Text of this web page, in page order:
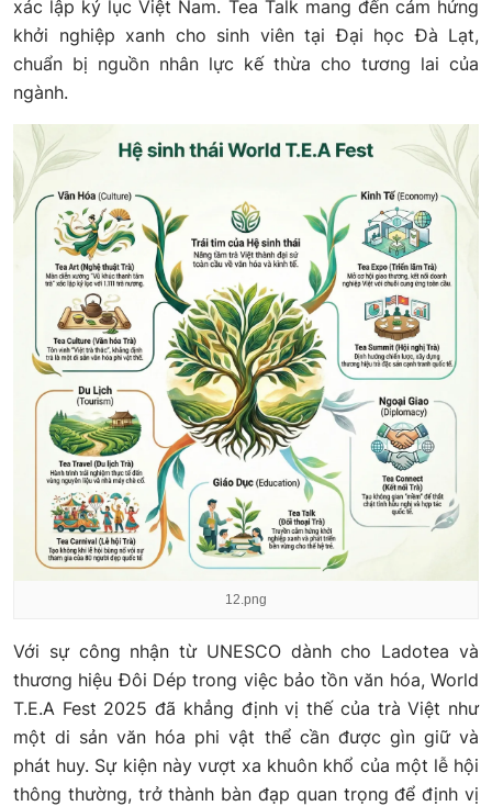
xác lập kỷ lục Việt Nam. Tea Talk mang đến cảm hứng
khởi nghiệp xanh cho sinh viên tại Đại học Đà Lạt,
chuẩn bị nguồn nhân lực kế thừa cho tương lai của
ngành.
12.png
Với sự công nhận từ UNESCO dành cho Ladotea và
thương hiệu Đôi Dép trong việc bảo tồn văn hóa, World
T.E.A Fest 2025 đã khẳng định vị thế của trà Việt như
một di sản văn hóa phi vật thể cần được gìn giữ và
phát huy. Sự kiện này vượt xa khuôn khổ của một lễ hội
thông thường, trở thành bàn đạp quan trọng để định vị